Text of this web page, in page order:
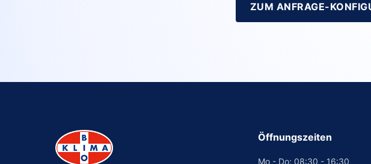
ZUM ANFRAGE-
Öffnungszeiten
Mo - Do: 08:30 - 16:30